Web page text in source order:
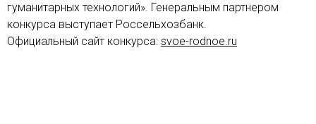
гуманитарных технологий». Генеральным партнером
конкурса выступает Россельхозбанк.
Официальный сайт конкурса: svoe-rodnoe.ru